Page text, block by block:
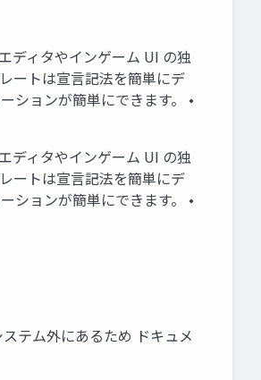
ディタやインゲーム UI の独
ートは宣言記法を簡単にデ
ションが簡単にできます。 •
ディタやインゲーム UI の独
ートは宣言記法を簡単にデ
ションが簡単にできます。 •
テム外にあるため ドキュメ